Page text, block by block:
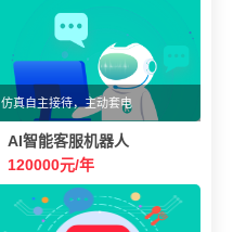
仿真自主接待，主动套电
AI智能客服机器人
120000元/年